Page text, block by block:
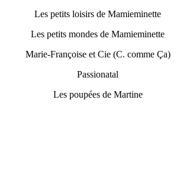
Les petits loisirs de Mamieminette
Les petits mondes de Mamieminette
Marie-Françoise et Cie (C. comme Ça)
Passionatal
Les poupées de Martine